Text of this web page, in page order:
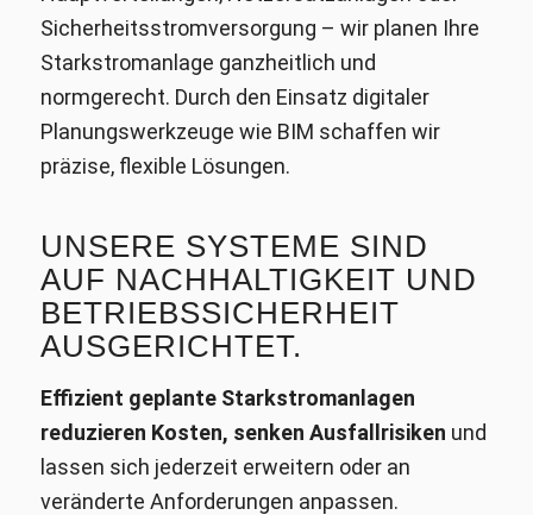
Sicherheitsstromversorgung – wir planen Ihre
Starkstromanlage ganzheitlich und
normgerecht. Durch den Einsatz digitaler
Planungswerkzeuge wie BIM schaffen wir
präzise, flexible Lösungen.
UNSERE SYSTEME SIND
AUF NACHHALTIGKEIT UND
BETRIEBSSICHERHEIT
AUSGERICHTET.
Effizient geplante Starkstromanlagen
reduzieren Kosten, senken Ausfallrisiken und
lassen sich jederzeit erweitern oder an
veränderte Anforderungen anpassen.